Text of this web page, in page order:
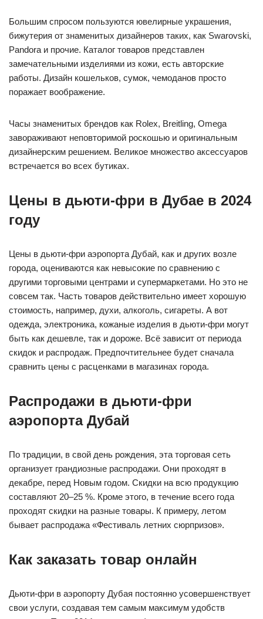
Большим спросом пользуются ювелирные украшения,
бижутерия от знаменитых дизайнеров таких, как Swarovski,
Pandora и прочие. Каталог товаров представлен
замечательными изделиями из кожи, есть авторские
работы. Дизайн кошельков, сумок, чемоданов просто
поражает воображение.
Часы знаменитых брендов как Rolex, Breitling, Omega
завораживают неповторимой роскошью и оригинальным
дизайнерским решением. Великое множество аксессуаров
встречается во всех бутиках.
Цены в дьюти-фри в Дубае в 2024
году
Цены в дьюти-фри аэропорта Дубай, как и других возле
города, оцениваются как невысокие по сравнению с
другими торговыми центрами и супермаркетами. Но это не
совсем так. Часть товаров действительно имеет хорошую
стоимость, например, духи, алкоголь, сигареты. А вот
одежда, электроника, кожаные изделия в дьюти-фри могут
быть как дешевле, так и дороже. Всё зависит от периода
скидок и распродаж. Предпочтительнее будет сначала
сравнить цены с расценками в магазинах города.
Распродажи в дьюти-фри
аэропорта Дубай
По традиции, в свой день рождения, эта торговая сеть
организует грандиозные распродажи. Они проходят в
декабре, перед Новым годом. Скидки на всю продукцию
составляют 20–25 %. Кроме этого, в течение всего года
проходят скидки на разные товары. К примеру, летом
бывает распродажа «Фестиваль летних сюрпризов».
Как заказать товар онлайн
Дьюти-фри в аэропорту Дубая постоянно усовершенствует
свои услуги, создавая тем самым максимум удобств